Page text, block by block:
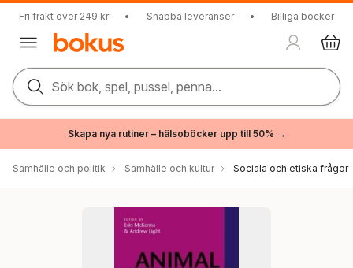
Fri frakt över 249 kr • Snabba leveranser • Billiga böcker
Sök bok, spel, pussel, penna...
Skapa nya rutiner – hälsoböcker upp till 50% →
Samhälle och politik Samhälle och kultur Sociala och etiska frågor